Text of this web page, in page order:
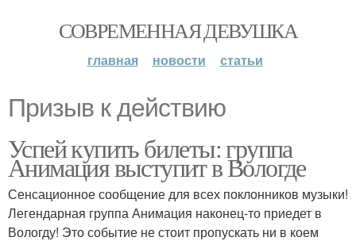
СОВРЕМЕННАЯ ДЕВУШКА
главная новости статьи
Призыв к действию
Успей купить билеты: группа
Анимация выступит в Вологде
Сенсационное сообщение для всех поклонников музыки!
Легендарная группа Анимация наконец-то приедет в
Вологду! Это событие не стоит пропускать ни в коем